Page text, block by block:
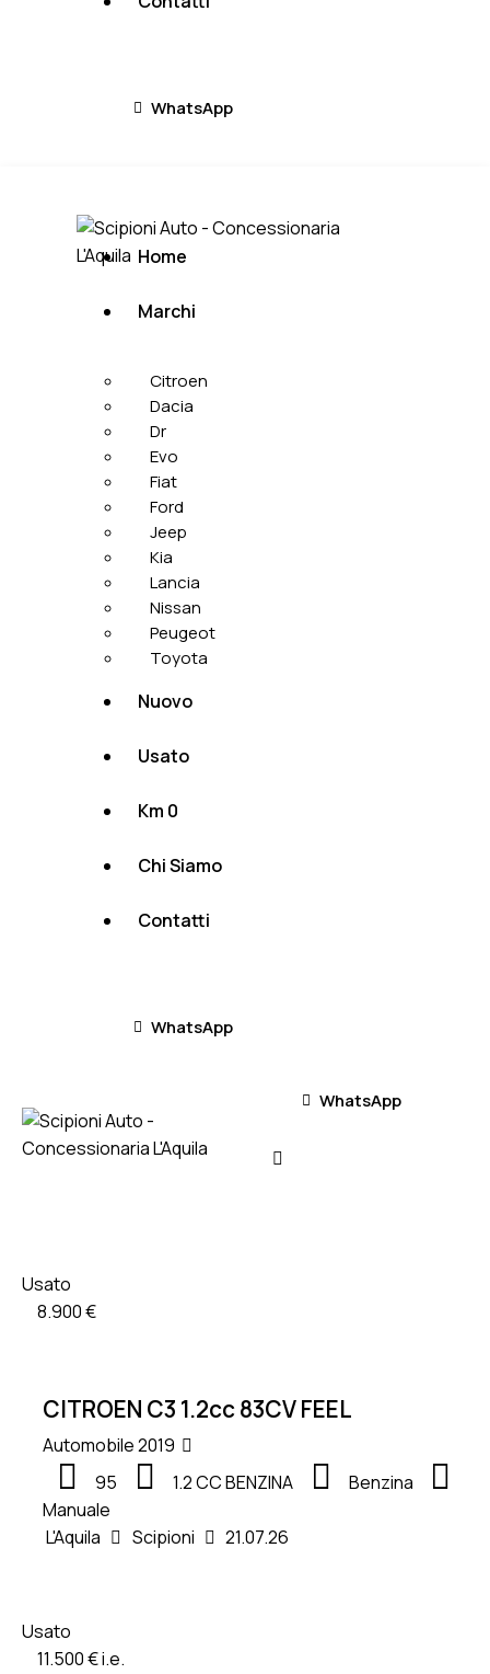
WhatsApp
Home
Marchi
Citroen
Dacia
Dr
Evo
Fiat
Ford
Jeep
Kia
Lancia
Nissan
Peugeot
Toyota
Nuovo
Usato
Km 0
Chi Siamo
Contatti
WhatsApp
WhatsApp
Usato
8.900 €
CITROEN C3 1.2cc 83CV FEEL
Automobile2019
95
1.2 CC BENZINA
Benzina
Manuale
L'Aquila
Scipioni 21.07.26
Usato
11.500 € i.e.